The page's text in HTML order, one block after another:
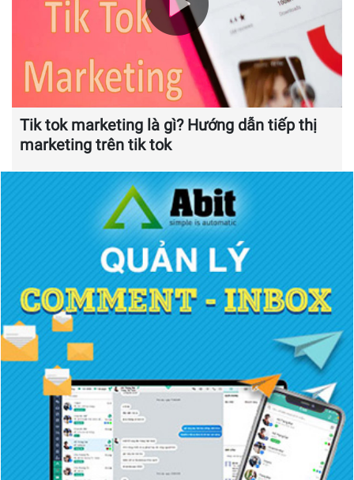
Tik tok marketing là gì? Hướng dẫn tiếp thị
marketing trên tik tok